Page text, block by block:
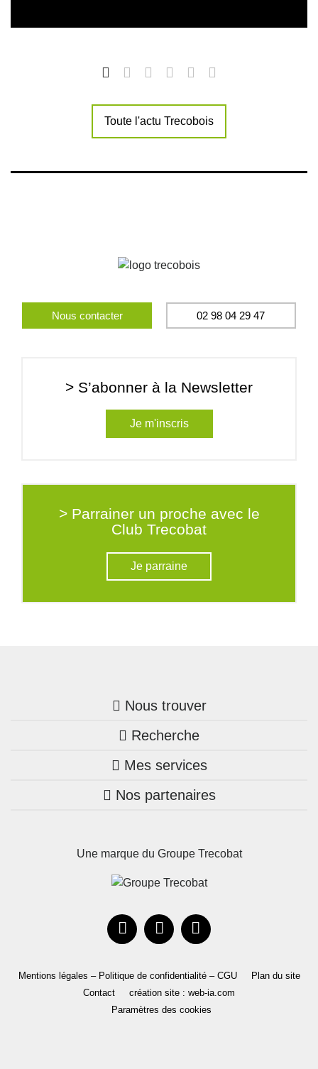
Toute l'actu Trecobois
Nous contacter 02 98 04 29 47
> S’abonner à la Newsletter
Je m'inscris
> Parrainer un proche avec le
Club Trecobat
Je parraine
Nous trouver
Trouver une agence
Bretagne
Pays de la Loire
Occitanie
Recherche
Nos annonces
Maison + terrain
Mes services
Mon compte Trecobois
Parrainez un proche!
Nos partenaires
Une marque du Groupe Trecobat
Mentions légales – Politique de confidentialité – CGU
Plan du site
Contact
création site : web-ia.com
Paramètres des cookies